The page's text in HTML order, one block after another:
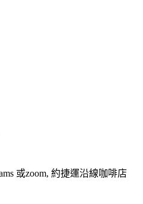
或zoom, 約捷運沿線咖啡店